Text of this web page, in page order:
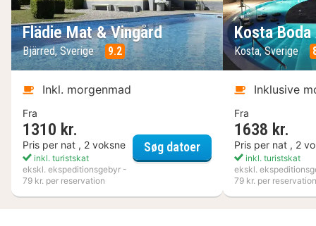
Flädie Mat & Vingård
Bjärred, Sverige 9.2
Inkl. morgenmad
Fra
1310 kr.
Pris per nat , 2 voksne
inkl. turistskat
ekskl. ekspeditionsgebyr -
79 kr. per reservation
Søg datoerFlädie Mat & Vingård
Kosta
Kosta, Sverige
Inklusive
Fra
1638 kr.
Pris per nat , 2
inkl. turistskat
ekskl.
79 kr. per reservation